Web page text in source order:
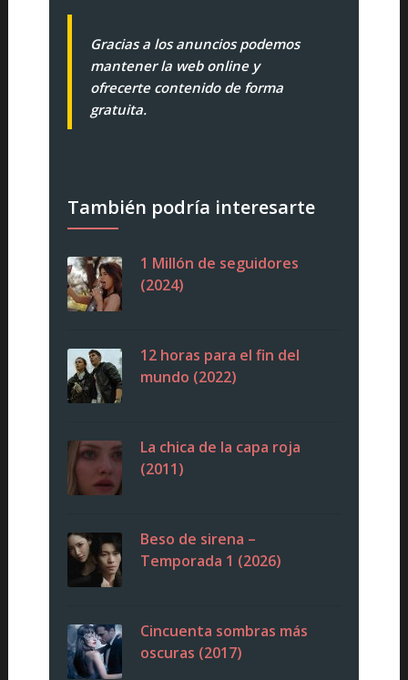
Gracias a los anuncios podemos
mantener la web online y
ofrecerte contenido de forma
gratuita.
También podría interesarte
1 Millón de seguidores
(2024)
12 horas para el fin del
mundo (2022)
La chica de la capa roja
(2011)
Beso de sirena –
Temporada 1 (2026)
Cincuenta sombras más
oscuras (2017)